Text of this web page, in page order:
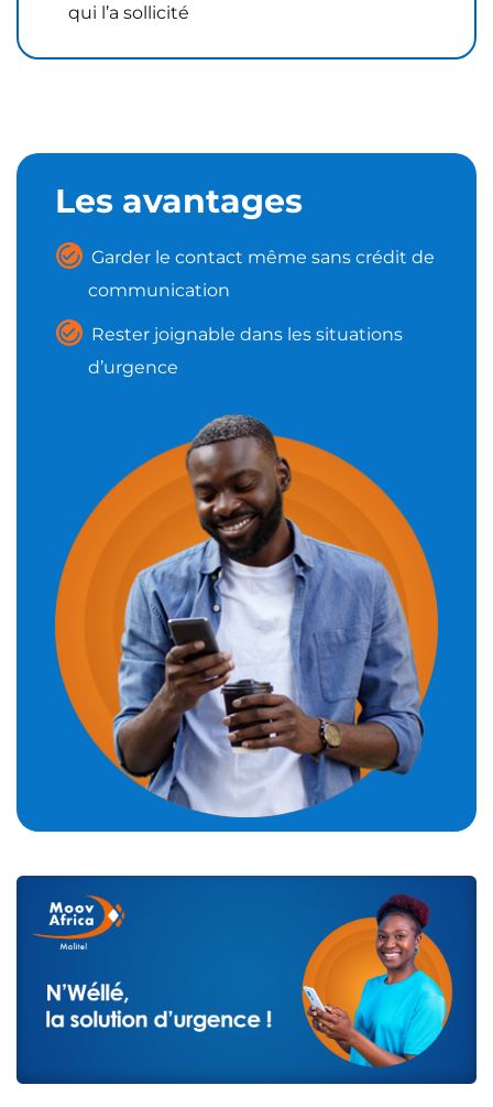
qui l’a sollicité
Les avantages
Garder le contact même sans crédit de
communication
Rester joignable dans les situations
d’urgence